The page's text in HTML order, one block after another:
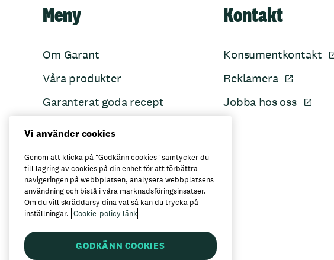
Meny
Om Garant
Våra produkter
Garanterat goda recept
Kontakt
Konsumentkontakt
Reklamera
Jobba hos oss
Här kan du köpa Garant
Vi använder cookies
Genom att klicka på "Godkänn cookies" samtycker du
till lagring av cookies på din enhet för att förbättra
navigeringen på webbplatsen, analysera webbplatsens
användning och bistå i våra marknadsföringsinsatser.
Om du vill skräddarsy dina val så kan du trycka på
inställningar. Cookie-policy länk
GODKÄNN COOKIES